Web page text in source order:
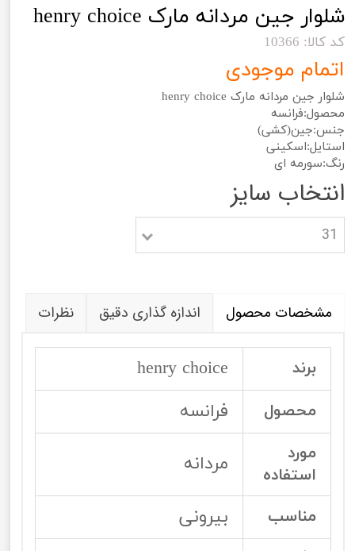
شلوار جین مردانه مارک henry choice
کد کالا: 10366
اتمام موجودی
شلوار جین مردانه مارک henry choice
محصول:فرانسه
جنس:جین(کشی)
استایل:اسکینی
رنگ:سورمه ای
انتخاب سایز
31
مشخصات محصول اندازه گذاری دقیق نظرات
برند henry choice
محصول فرانسه
مورد
استفاده
مردانه
مناسب بیرونی